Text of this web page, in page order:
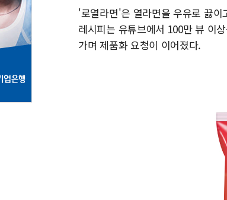
'로열라면'은 열라면을 우유로 끓
레시피는 유튜브에서 100만 뷰 이
가며 제품화 요청이 이어졌다.